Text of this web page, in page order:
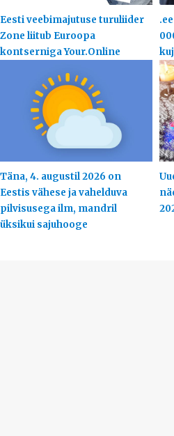
Eesti veebimajutuse turuliider
Zone liitub Euroopa
kontserniga Your.Online
Täna, 4. augustil 2026 on
Eestis vähese ja vahelduva
pilvisusega ilm, mandril
üksikui sajuhooge